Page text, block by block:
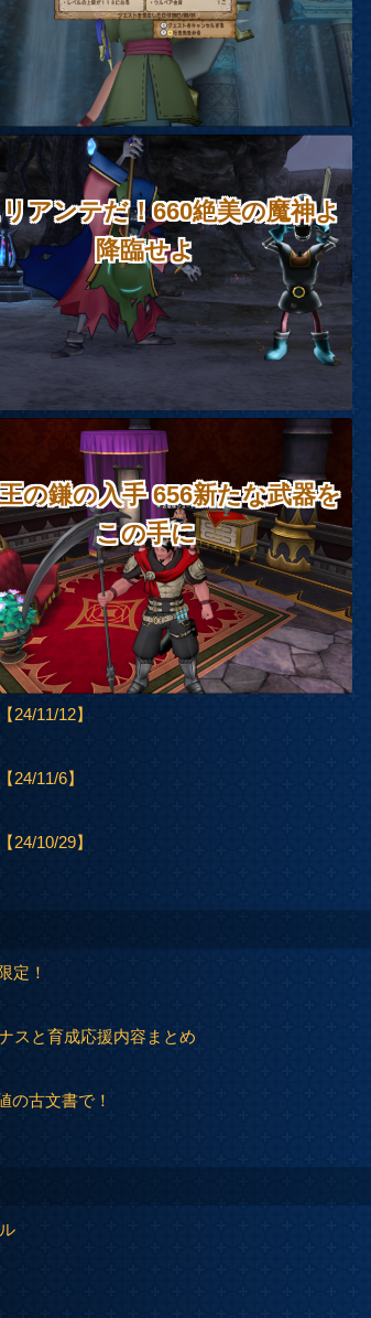
アンテだ！660絶美の魔神よ
降臨せよ
の鎌の入手 656新たな武器を
この手に
11/12】
11/6】
10/29】
定！
スと育成応援内容まとめ
の古文書で！